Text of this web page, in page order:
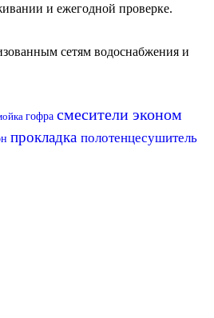
и ежегодной проверке.
сетям водоснабжения и
гофра смесители эконом
прокладка полотенцесушитель